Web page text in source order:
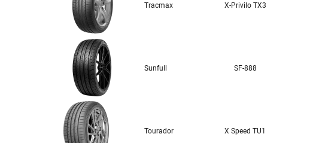
Tracmax X-Privilo TX3
Sunfull SF-888
Tourador X Speed TU1